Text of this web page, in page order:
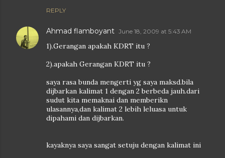
REPLY
Ahmad flamboyant June 18, 2009 at 5:43 AM
1).Gerangan apakah KDRT itu ?
2).apakah Gerangan KDRT itu ?
saya rasa bunda mengerti yg saya maksd.bila
dijbarkan kalimat 1 dengan 2 berbeda jauh.dari
sudut kita memaknai dan memberikn
ulasannya,dan kalimat 2 lebih leluasa untuk
dipahami dan dijbarkan.
kayaknya saya sangat setuju dengan kalimat ini